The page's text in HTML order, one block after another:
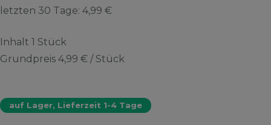
letzten 30 Tage: 4,99 €
Inhalt 1 Stück
Grundpreis 4,99 € / Stück
auf Lager, Lieferzeit 1-4 Tage